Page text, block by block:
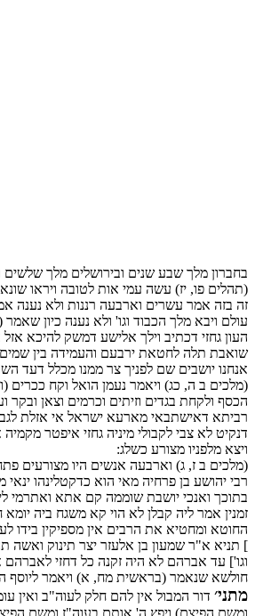
בחברון מלך שבע שנים ובירושלים מלך
(תהלים פו, יז) עשה עמי אות לטובה ויראו
זה בזה אמר עשרים וארבעה רננות ולא נענה
עולם ויבא מלך הכבוד וגו' ולא נענה כיון
העון גחזי דכתיב וילך אלישע דמשק להיכא
שואבת תלה לחטאת ירבעם והעמידה בין
אנחנו יושבים שם לפניך צר ממנו מכלל דעד
(מלכים ב ה, כג) ויאמר נעמן הואל וקח ככרים
הכסף ולקחת בגדים וזיתים וכרמים וצאן
רביתא דאישתבאי מארעא ישראל אי אזלת לגבי
דנקיט לא צבי לקבולי מיניה גחזי איפטר
ויצא מלפניו מצורע כשלג:
(מלכים ב ז, ג) וארבעה אנשים היו מצורעים
רבי יהושע בן פרחיה מאי הוא כדקטלינהו
בתוכך ואנכי יושבת שוממה קם אתא ואתרמי
זמנין אמר ליה קבלן לא הוי קא משגח ביה
החוטא ומחטיא את הרבים אין מספיקין בידו
] תניא א"ר שמעון בן אלעזר יצר תינוק ואשה
וגו'] עד אברהם לא היה זקנה כל דחזי
חולשא שנאמר (בראשית מח, א) ויאמר ליוסף
מתני׳ דור המבול אין להם חלק לעוה"ב ואין
ומשם הפיצם) ויפץ ה' אותם בעוה"ז ומשם